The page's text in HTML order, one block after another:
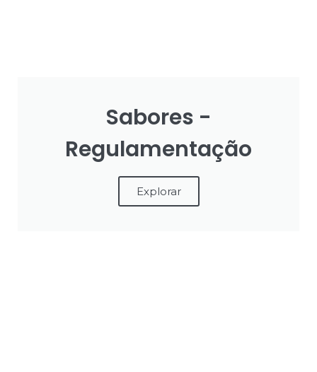
Sabores -
Regulamentação
Explorar